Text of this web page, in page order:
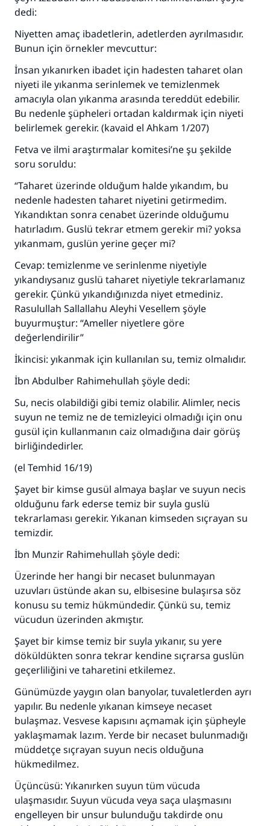
dedi:
Niyetten amaç ibadetlerin, adetlerden ayrılmasıdır.
Bunun için örnekler mevcuttur:
İnsan yıkanırken ibadet için hadesten taharet olan
niyeti ile yıkanma serinlemek ve temizlenmek
amacıyla olan yıkanma arasında tereddüt edebilir.
Bu nedenle şüpheleri ortadan kaldırmak için niyeti
belirlemek gerekir. (kavaid el Ahkam 1/207)
Fetva ve ilmi araştırmalar komitesi’ne şu şekilde
soru soruldu:
“Taharet üzerinde olduğum halde yıkandım, bu
nedenle hadesten taharet niyetini getirmedim.
Yıkandıktan sonra cenabet üzerinde olduğumu
hatırladım. Guslü tekrar etmem gerekir mi? yoksa
yıkanmam, guslün yerine geçer mi?
Cevap: temizlenme ve serinlenme niyetiyle
yıkandıysanız guslü taharet niyetiyle tekrarlamanız
gerekir. Çünkü yıkandığınızda niyet etmediniz.
Rasulullah Sallallahu Aleyhi Vesellem şöyle
buyurmuştur: “Ameller niyetlere göre
değerlendirilir”
İkincisi: yıkanmak için kullanılan su, temiz olmalıdır.
İbn Abdulber Rahimehullah şöyle dedi:
Su, necis olabildiği gibi temiz olabilir. Alimler, necis
suyun ne temiz ne de temizleyici olmadığı için onu
gusül için kullanmanın caiz olmadığına dair görüş
birliğindedirler.
(el Temhid 16/19)
Şayet bir kimse gusül almaya başlar ve suyun necis
olduğunu fark ederse temiz bir suyla guslü
tekrarlaması gerekir. Yıkanan kimseden sıçrayan su
temizdir.
İbn Munzir Rahimehullah şöyle dedi:
Üzerinde her hangi bir necaset bulunmayan
uzuvları üstünde akan su, elbisesine bulaşırsa söz
konusu su temiz hükmündedir. Çünkü su, temiz
vücudun üzerinden akmıştır.
Şayet bir kimse temiz bir suyla yıkanır, su yere
döküldükten sonra tekrar kendine sıçrarsa guslün
geçerliliğini ve taharetini etkilemez.
Günümüzde yaygın olan banyolar, tuvaletlerden ayrı
yapılır. Bu nedenle yıkanan kimseye necaset
bulaşmaz. Vesvese kapısını açmamak için şüpheyle
yaklaşmamak lazım. Yerde bir necaset bulunmadığı
müddetçe sıçrayan suyun necis olduğuna
hükmedilmez.
Üçüncüsü: Yıkanırken suyun tüm vücuda
ulaşmasıdır. Suyun vücuda veya saça ulaşmasını
engelleyen bir unsur bulunduğu takdirde onu
110845 Nolu Cevap, bir evliliği
Ümmete cevapları ulaştırmak için bizi destekle
Rasulullah ﷺ şöyle dedi: